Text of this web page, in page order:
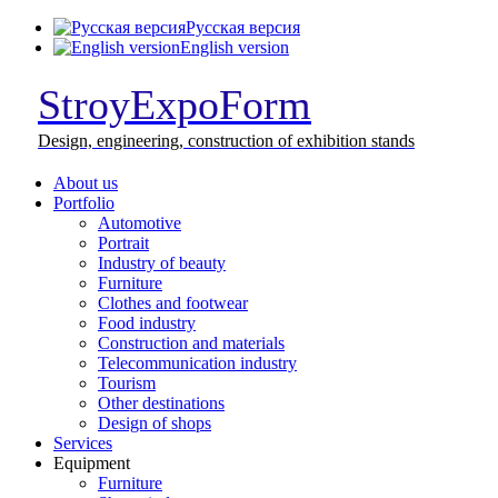
Русская версия
English version
StroyExpoForm
Design, engineering, construction of exhibition stands
About us
Portfolio
Automotive
Portrait
Industry of beauty
Furniture
Clothes and footwear
Food industry
Construction and materials
Telecommunication industry
Tourism
Other destinations
Design of shops
Services
Equipment
Furniture